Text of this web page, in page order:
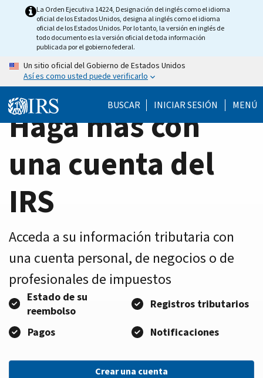
HomeLa Orden Ejecutiva 14224, Designación del inglés como el idioma
oficial de los Estados Unidos, designa al inglés como el idioma
oficial de los Estados Unidos. Por lo tanto, la versión en inglés de
todo documento es la versión oficial de toda información
publicada por el gobierno federal.
Un sitio oficial del Gobierno de Estados Unidos
Así es como usted puede verificarlo
BUSCAR INICIAR SESIÓN MENÚ
Haga más con
una cuenta del
IRS
Acceda a su información tributaria con
una cuenta personal, de negocios o de
profesionales de impuestos
Estado de su
reembolso
Registros tributarios
Pagos
Notificaciones
Crear una cuenta